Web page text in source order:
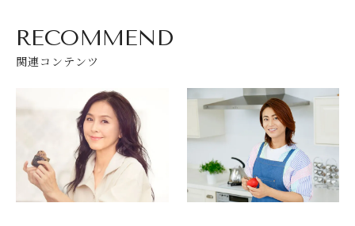
RECOMMEND
関連コンテンツ